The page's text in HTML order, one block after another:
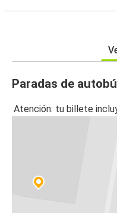
Paradas de
Atención: tu billete